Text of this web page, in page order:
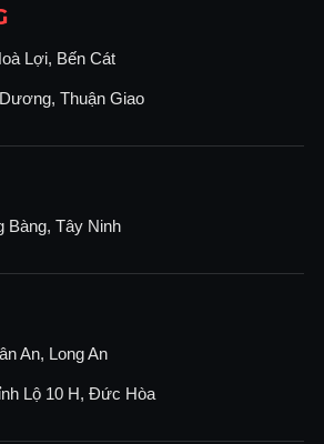
Lợi, Bến Cát
Thuận Giao
Bàng, Tây Ninh
An, Long An
Lộ 10 H, Đức Hòa